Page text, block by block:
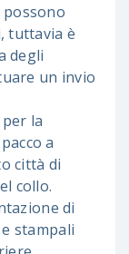
tuttavia è
degli
un invio
la
a
città di
collo.
di
stampali